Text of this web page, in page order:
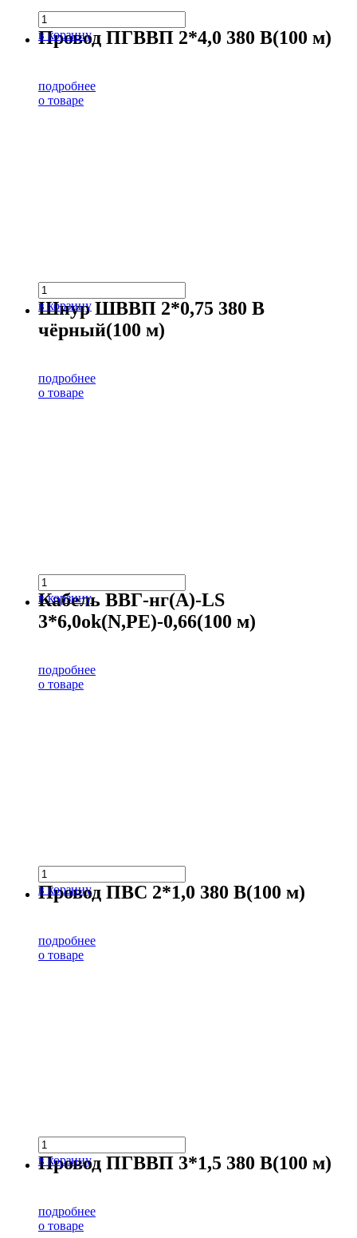
в корзину
Провод ПГВВП 2*4,0 380 В(100 м)
подробнее
о товаре
в корзину
Шнур ШВВП 2*0,75 380 В
чёрный(100 м)
подробнее
о товаре
в корзину
Кабель ВВГ-нг(А)-LS
3*6,0ok(N,PE)-0,66(100 м)
подробнее
о товаре
в корзину
Провод ПВС 2*1,0 380 В(100 м)
подробнее
о товаре
в корзину
Провод ПГВВП 3*1,5 380 В(100 м)
подробнее
о товаре